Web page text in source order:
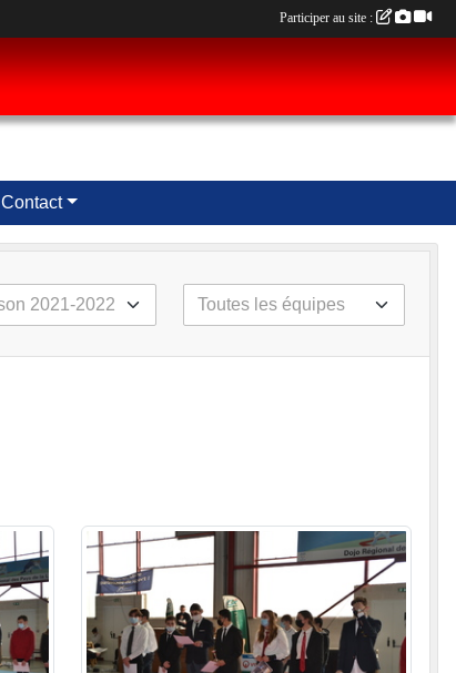
Contact
Participer au site :